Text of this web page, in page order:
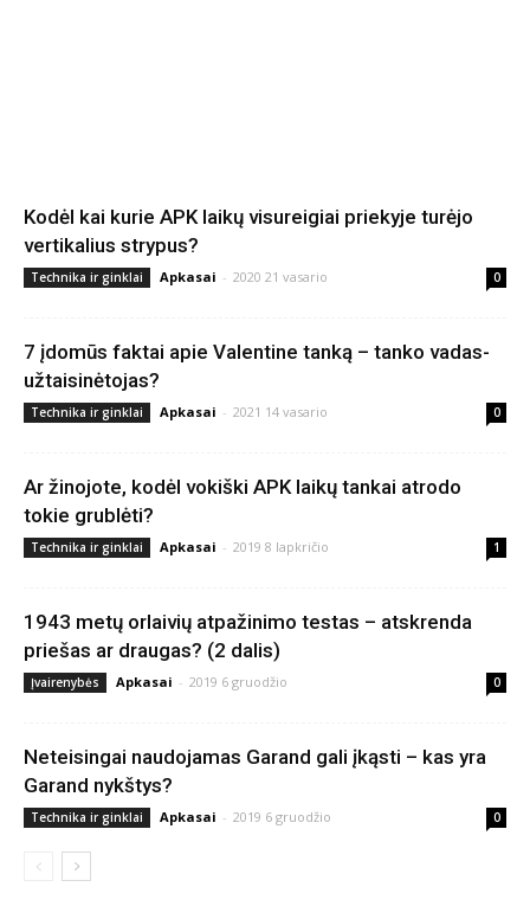
Kodėl kai kurie APK laikų visureigiai priekyje turėjo
vertikalius strypus?
Technika ir ginklai Apkasai - 2020 21 vasario 0
7 įdomūs faktai apie Valentine tanką – tanko vadas-
užtaisinėtojas?
Technika ir ginklai Apkasai - 2021 14 vasario 0
Ar žinojote, kodėl vokiški APK laikų tankai atrodo
tokie grublėti?
Technika ir ginklai Apkasai - 2019 8 lapkričio 1
1943 metų orlaivių atpažinimo testas – atskrenda
priešas ar draugas? (2 dalis)
Įvairenybės Apkasai - 2019 6 gruodžio 0
Neteisingai naudojamas Garand gali įkąsti – kas yra
Garand nykštys?
Technika ir ginklai Apkasai - 2019 6 gruodžio 0